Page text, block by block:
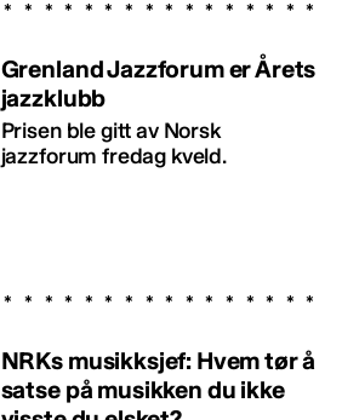
Grenland Jazzforum er Årets
jazzklubb
Prisen ble gitt av Norsk
jazzforum fredag kveld.
NRKs musikksjef: Hvem tør å
satse på musikken du ikke